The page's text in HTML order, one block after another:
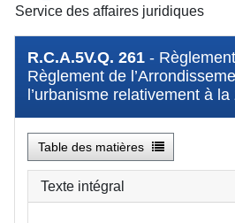
Service des affaires juridiques
R.C.A.5V.Q. 261 -
Règlement de
l’urbanisme relativement à
Table des matières
Texte intégral